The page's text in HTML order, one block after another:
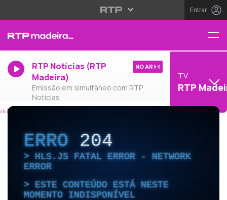
Entrar
RTP Notícias (RTP
Madeira)
Emissão em simultâneo com RTP
Notícias
NO AR
TV
RTP
ERRO204
HLS.JS FATAL ERROR - NETWORK
ERROR
ESTE CONTEÚDO ESTÁ NESTE
MOMENTO INDISPONÍVEL